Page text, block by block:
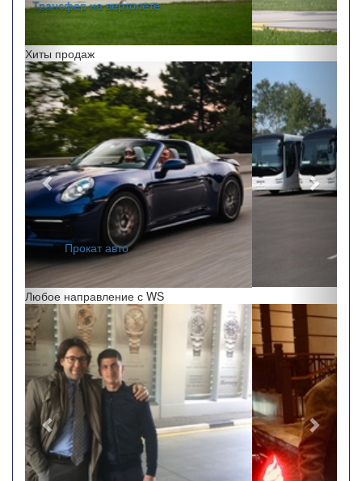
Перелеты по краю
Хиты продаж
Заказ автобусов
Назад
Любое направление с WS
Назад